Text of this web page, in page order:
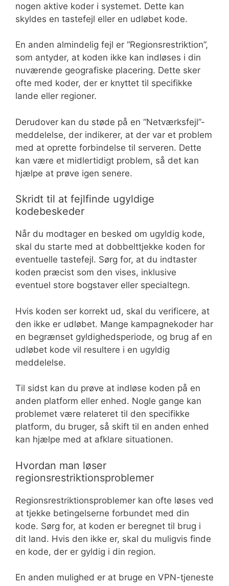
nogen aktive koder i systemet. Dette kan
skyldes en tastefejl eller en udløbet kode.
En anden almindelig fejl er “Regionsrestriktion”,
som antyder, at koden ikke kan indløses i din
nuværende geografiske placering. Dette sker
ofte med koder, der er knyttet til specifikke
lande eller regioner.
Derudover kan du støde på en “Netværksfejl”-
meddelelse, der indikerer, at der var et problem
med at oprette forbindelse til serveren. Dette
kan være et midlertidigt problem, så det kan
hjælpe at prøve igen senere.
Skridt til at fejlfinde ugyldige
kodebeskeder
Når du modtager en besked om ugyldig kode,
skal du starte med at dobbelttjekke koden for
eventuelle tastefejl. Sørg for, at du indtaster
koden præcist som den vises, inklusive
eventuel store bogstaver eller specialtegn.
Hvis koden ser korrekt ud, skal du verificere, at
den ikke er udløbet. Mange kampagnekoder har
en begrænset gyldighedsperiode, og brug af en
udløbet kode vil resultere i en ugyldig
meddelelse.
Til sidst kan du prøve at indløse koden på en
anden platform eller enhed. Nogle gange kan
problemet være relateret til den specifikke
platform, du bruger, så skift til en anden enhed
kan hjælpe med at afklare situationen.
Hvordan man løser
regionsrestriktionsproblemer
Regionsrestriktionsproblemer kan ofte løses ved
at tjekke betingelserne forbundet med din
kode. Sørg for, at koden er beregnet til brug i
dit land. Hvis den ikke er, skal du muligvis finde
en kode, der er gyldig i din region.
En anden mulighed er at bruge en VPN-tjeneste